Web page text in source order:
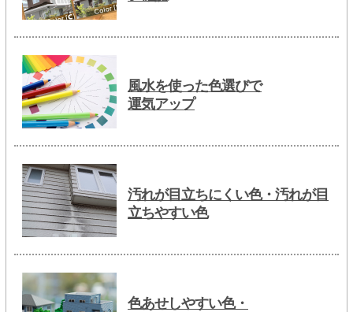
風水を使った色選びで
運気アップ
汚れが目立ちにくい色・汚れが目
立ちやすい色
色あせしやすい色・